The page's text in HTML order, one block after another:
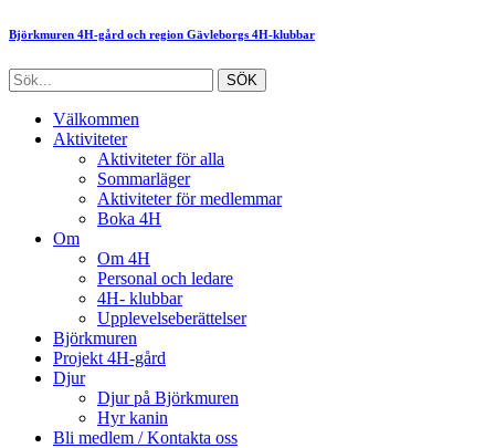
Björkmuren 4H-gård och region Gävleborgs 4H-klubbar
Välkommen
Aktiviteter
Aktiviteter för alla
Sommarläger
Aktiviteter för medlemmar
Boka 4H
Om
Om 4H
Personal och ledare
4H- klubbar
Upplevelseberättelser
Björkmuren
Projekt 4H-gård
Djur
Djur på Björkmuren
Hyr kanin
Bli medlem / Kontakta oss